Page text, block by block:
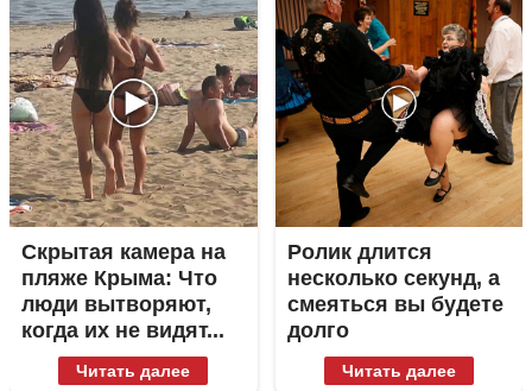
Скрытая камера на
пляже Крыма: Что
люди вытворяют,
когда их не видят...
Читать далее
Ролик длится
несколько секунд, а
смеяться вы будете
долго
Читать далее